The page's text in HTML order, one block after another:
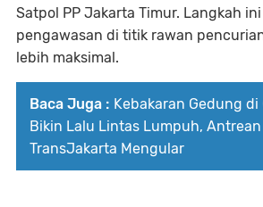
Satpol PP Jakarta Timur. Langkah
pengawasan di titik rawan
lebih maksimal.
Baca Juga : Kebakaran Gedung di
Bikin Lalu Lintas Lumpuh, Antrean
TransJakarta Mengular